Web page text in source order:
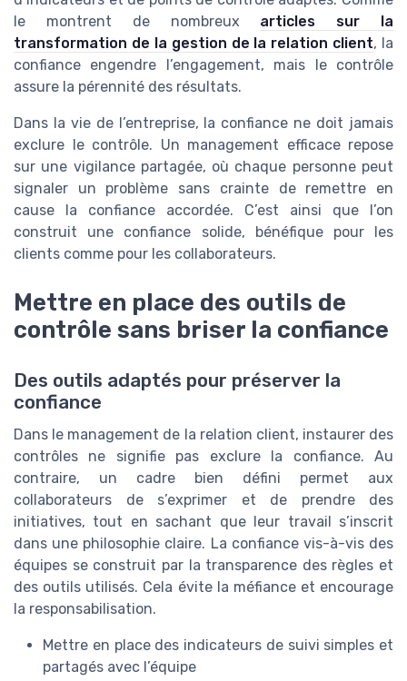
le montrent de nombreux articles sur la
transformation de la gestion de la relation client, la
confiance engendre l’engagement, mais le contrôle
assure la pérennité des résultats.
Dans la vie de l’entreprise, la confiance ne doit jamais
exclure le contrôle. Un management efficace repose
sur une vigilance partagée, où chaque personne peut
signaler un problème sans crainte de remettre en
cause la confiance accordée. C’est ainsi que l’on
construit une confiance solide, bénéfique pour les
clients comme pour les collaborateurs.
Mettre en place des outils de
contrôle sans briser la confiance
Des outils adaptés pour préserver la
confiance
Dans le management de la relation client, instaurer des
contrôles ne signifie pas exclure la confiance. Au
contraire, un cadre bien défini permet aux
collaborateurs de s’exprimer et de prendre des
initiatives, tout en sachant que leur travail s’inscrit
dans une philosophie claire. La confiance vis-à-vis des
équipes se construit par la transparence des règles et
des outils utilisés. Cela évite la méfiance et encourage
la responsabilisation.
Mettre en place des indicateurs de suivi simples et
partagés avec l’équipe